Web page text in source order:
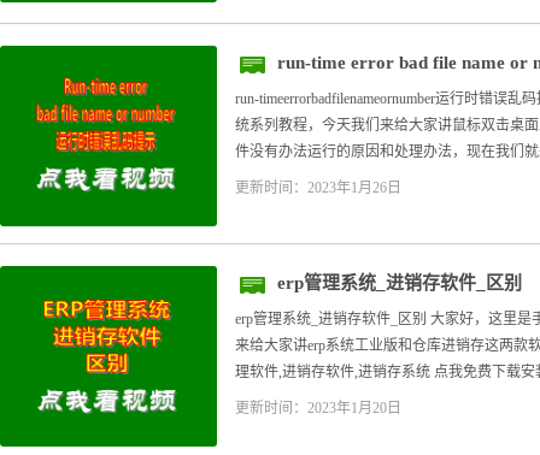
run-time error bad file name or
run-timeerrorbadfilenameornumber运行时错误
统系列教程，今天我们来给大家讲鼠标双击桌
件没有办法运行的原因和处理办法，现在我们
更新时间：2023年1月26日
erp管理系统_进销存软件_区别
erp管理系统_进销存软件_区别 大家好，这里
来给大家讲erp系统工业版和仓库进销存这两款
理软件,进销存软件,进销存系统 点我免费下载安
更新时间：2023年1月20日